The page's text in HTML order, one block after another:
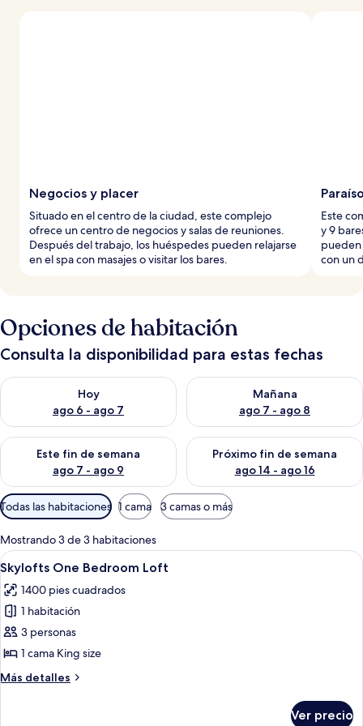
Negocios y placer
Situado en el centro de la ciudad, este complejo
ofrece un centro de negocios y salas de reuniones.
Después del trabajo, los huéspedes pueden relajarse
en el spa con masajes o visitar los bares.
Este
y 9
pueden
con un
Opciones de habitación
Consulta la disponibilidad para estas fechas
Hoy
ago 6 - ago 7
Consulta la disponibilidad para hoy ago 6 - ago 7
Mañana
ago 7 - ago 8
Consulta la disponibilidad
Este fin de semana
ago 7 - ago 9
Consulta la disponibilidad para este fin de semana ago 7 -
Próximo fin de semana
ago 14 - ago 16
Consulta la disponibilidad
Filtros
disponibles
para
las
habitaciones
Todas las habitaciones 1 cama 3 camas o más
Mostrando 3 de 3 habitaciones
Abrir
todas
las
fotos
de
Skylofts
One
Bedroom
Una sala moderna con suelo a
11
Skylofts One Bedroom Loft
1400 pies cuadrados
1 habitación
3 personas
1 cama King size
Más detalles
Más
Ver precio